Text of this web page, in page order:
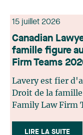
15 juillet 2026
Canadian
famille figure
Firm Teams
Lavery est fier
Droit de la
Family Law Firm
sélection
LIRE LA SUITE